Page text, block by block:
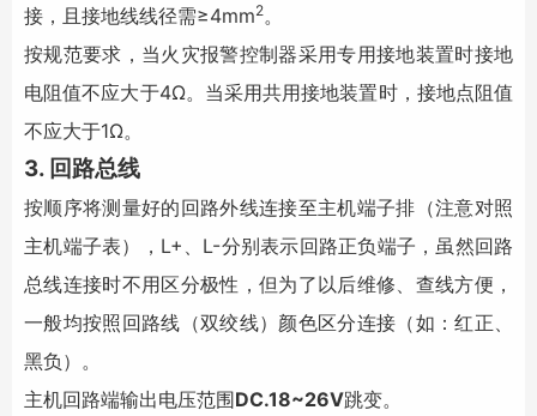
接，且接地线线径需≥4mm2。
按规范要求，当火灾报警控制器采用专用接地装置时接地
电阻值不应大于4Ω。当采用共用接地装置时，接地点阻值
不应大于1Ω。
3. 回路总线
按顺序将测量好的回路外线连接至主机端子排（注意对照
主机端子表），L+、L-分别表示回路正负端子，虽然回路
总线连接时不用区分极性，但为了以后维修、查线方便，
一般均按照回路线（双绞线）颜色区分连接（如：红正、
黑负）。
主机回路端输出电压范围DC.18~26V跳变。